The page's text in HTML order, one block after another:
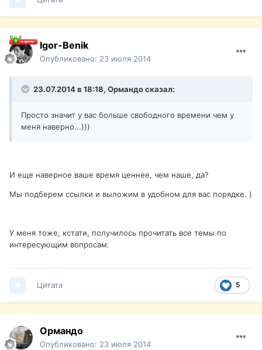
Igor-Benik
Опубликовано: 23 июля 2014
23.07.2014 в 18:18, Ормандо сказал:
Просто значит у вас больше свободного времени чем у
меня наверно...)))
И еще наверное ваше время ценнее, чем наше, да?
Мы подберем ссылки и выложим в удобном для вас порядке. )
У меня тоже, кстати, получилось прочитать все темы по
интересующим вопросам.
5
Цитата
Ормандо
Опубликовано: 23 июля 2014